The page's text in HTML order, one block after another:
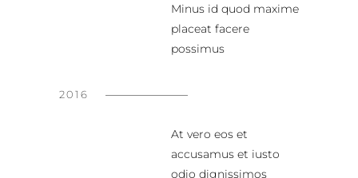
Minus id quod maxime
placeat facere
possimus
2016
At vero eos et
accusamus et iusto
odio dignissimos